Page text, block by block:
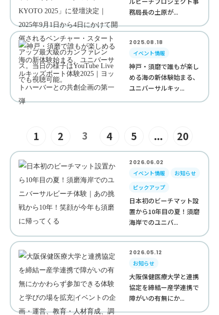
務局長の土原が...
2025.08.18
イベント情報
神戸・須磨で誰もが楽し
める海の新体験始まる、
ユニバーサルキッ...
1 2 3 4 5 ... 20
2026.06.02
イベント情報
お知らせ
ピックアップ
日本初のビーチマット設
置から10年目の夏！須磨
海岸でのユニバ...
2026.05.12
お知らせ
大阪保健医療大学と連携
協定を締結ー産学連携で
障がいの有無にか...